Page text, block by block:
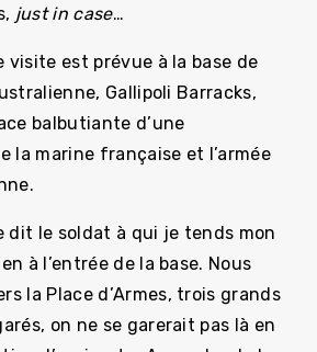
just in case…
visite est prévue à la base de
Gallipoli Barracks,
balbutiante d’une
la marine française et l’armée
dit le soldat à qui je tends mon
à l’entrée de la base. Nous
la Place d’Armes, trois grands
on ne se garerait pas là en